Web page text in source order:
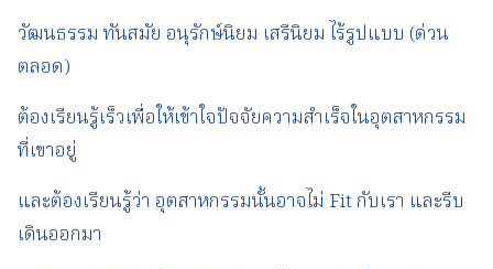
วัฒนธรรม ทันสมัย อนุรักษ์นิยม เสรีนิยม ไร้รูปแบบ (ด่วน
ตลอด)
ต้องเรียนรู้เร็วเพื่อให้เข้าใจปัจจัยความสำเร็จในอุตสาหกรรม
ที่เขาอยู่
และต้องเรียนรู้ว่า อุตสาหกรรมนั้นอาจไม่ Fit กับเรา และรีบ
เดินออกมา